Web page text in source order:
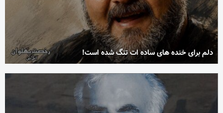
دلم برای خنده های ساده ات تنگ شده است!